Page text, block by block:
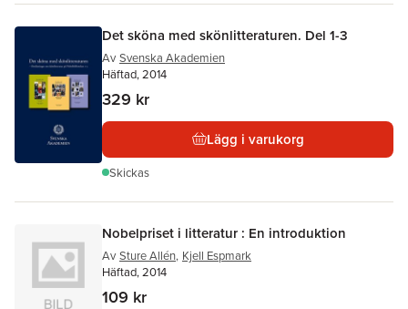
Det sköna med skönlitteraturen. Del 1-3
Av Svenska Akademien
Häftad, 2014
329 kr
Lägg i varukorg
Skickas
Nobelpriset i litteratur : En introduktion
Av Sture Allén, Kjell Espmark
Häftad, 2014
109 kr